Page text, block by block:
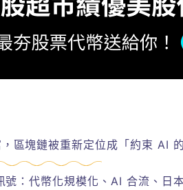
區塊鏈被重新定位成「約束 AI 的
：代幣化規模化、AI 合流、日